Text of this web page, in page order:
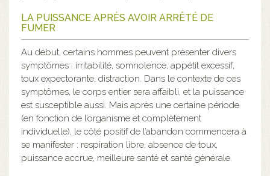
LA PUISSANCE APRÈS AVOIR ARRÊTÉ DE
FUMER
Au début, certains hommes peuvent présenter divers
symptômes : irritabilité, somnolence, appétit excessif,
toux expectorante, distraction. Dans le contexte de ces
symptômes, le corps entier sera affaibli, et la puissance
est susceptible aussi. Mais après une certaine période
(en fonction de l’organisme et complètement
individuelle), le côté positif de l’abandon commencera à
se manifester : respiration libre, absence de toux,
puissance accrue, meilleure santé et santé générale.